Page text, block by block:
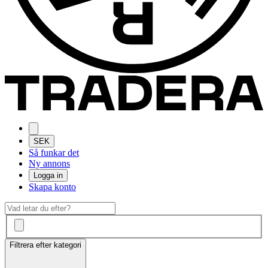
SEK
Så funkar det
Ny annons
Logga in
Skapa konto
Filtrera efter kategori